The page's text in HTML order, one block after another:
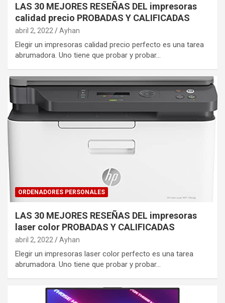
LAS 30 MEJORES RESEÑAS DEL impresoras
calidad precio PROBADAS Y CALIFICADAS
abril 2, 2022 Ayhan
Elegir un impresoras calidad precio perfecto es una tarea
abrumadora. Uno tiene que probar y probar…
ORDENADORES PERSONALES
LAS 30 MEJORES RESEÑAS DEL impresoras
laser color PROBADAS Y CALIFICADAS
abril 2, 2022 Ayhan
Elegir un impresoras laser color perfecto es una tarea
abrumadora. Uno tiene que probar y probar…